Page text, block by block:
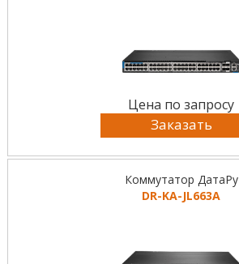
Цена по запросу
Заказать
Коммутатор ДатаРу
DR-KА-JL663A